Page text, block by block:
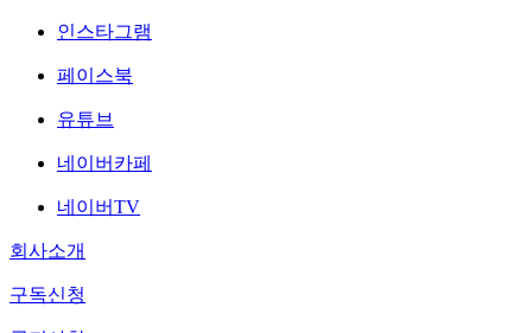
인스타그램
페이스북
유튜브
네이버카페
네이버TV
회사소개
구독신청